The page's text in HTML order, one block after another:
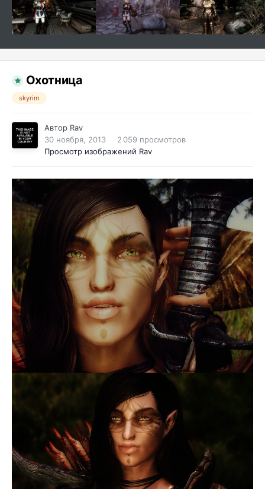
Охотница
skyrim
Автор Rav
30 ноября, 2013
2 059 просмотров
Просмотр изображений Rav